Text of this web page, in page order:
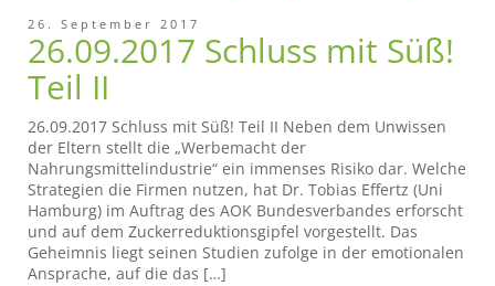
26. September 2017
26.09.2017 Schluss mit Süß!
Teil II
26.09.2017 Schluss mit Süß! Teil II Neben dem Unwissen
der Eltern stellt die „Werbemacht der
Nahrungsmittelindustrie“ ein immenses Risiko dar. Welche
Strategien die Firmen nutzen, hat Dr. Tobias Effertz (Uni
Hamburg) im Auftrag des AOK Bundesverbandes erforscht
und auf dem Zuckerreduktionsgipfel vorgestellt. Das
Geheimnis liegt seinen Studien zufolge in der emotionalen
Ansprache, auf die das […]